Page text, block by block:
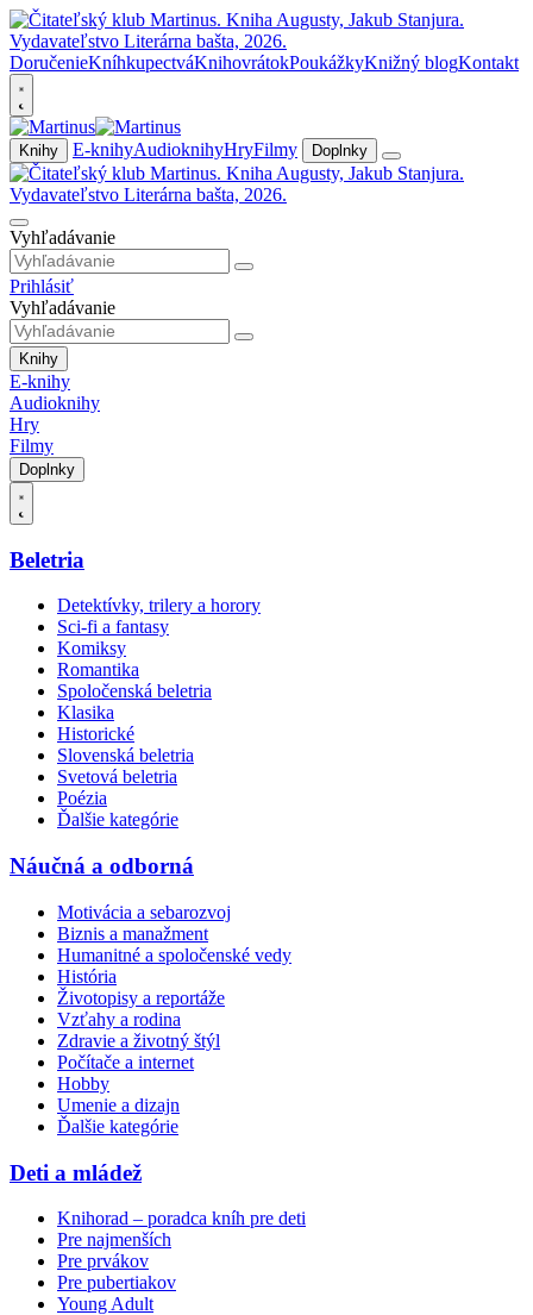
DoručenieKníhkupectváKnihovrátokPoukážkyKnižný blogKontakt
Knihy E-knihyAudioknihyHryFilmy Doplnky
Vyhľadávanie
Prihlásiť
Vyhľadávanie
Knihy
E-knihy
Audioknihy
Hry
Filmy
Doplnky
Beletria
Detektívky, trilery a horory
Sci-fi a fantasy
Komiksy
Romantika
Spoločenská beletria
Klasika
Historické
Slovenská beletria
Svetová beletria
Poézia
Ďalšie kategórie
Náučná a odborná
Motivácia a sebarozvoj
Biznis a manažment
Humanitné a spoločenské vedy
História
Životopisy a reportáže
Vzťahy a rodina
Zdravie a životný štýl
Počítače a internet
Hobby
Umenie a dizajn
Ďalšie kategórie
Deti a mládež
Knihorad – poradca kníh pre deti
Pre najmenších
Pre prvákov
Pre pubertiakov
Young Adult